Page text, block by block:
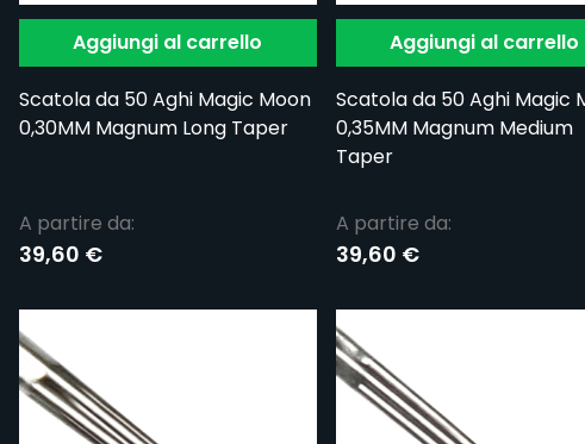
Aggiungi al carrello
Scatola da 50 Aghi Magic Moon
0,30MM Magnum Long Taper
A partire da:
39,60 €
Aggiungi al carrello
Scatola da 50 Aghi Magic
0,35MM Magnum Medium
Taper
A partire da:
39,60 €